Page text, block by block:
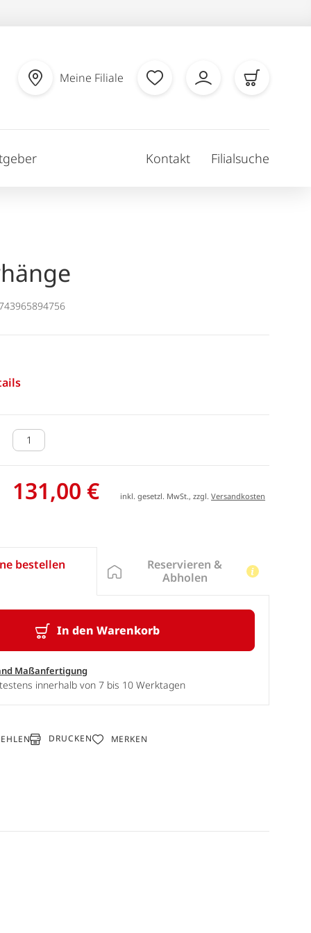
Meine Filiale
Kontakt Filialsuche
131,00 € inkl. gesetzl. MwSt., zzgl.Versandkosten
bestellen
In den Warenkorb
Maßanfertigung
innerhalb von 7 bis 10 Werktagen
Reservieren &
Abholen
DRUCKEN MERKEN